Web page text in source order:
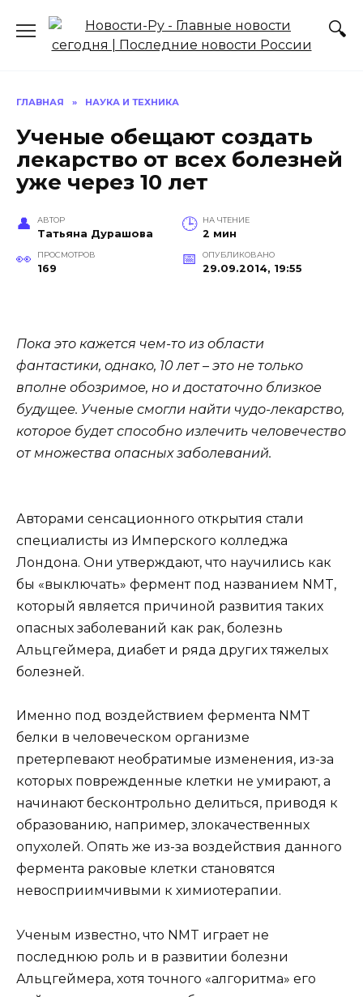
содержанию
ГЛАВНАЯ » НАУКА И ТЕХНИКА
Ученые обещают создать
лекарство от всех болезней
уже через 10 лет
АВТОР
Татьяна Дурашова
НА ЧТЕНИЕ
2 мин
ПРОСМОТРОВ
169
ОПУБЛИКОВАНО
29.09.2014, 19:55
Пока это кажется чем-то из области
фантастики, однако, 10 лет – это не только
вполне обозримое, но и достаточно близкое
будущее. Ученые смогли найти чудо-лекарство,
которое будет способно излечить человечество
от множества опасных заболеваний.
Авторами сенсационного открытия стали
специалисты из Имперского колледжа
Лондона. Они утверждают, что научились как
бы «выключать» фермент под названием NMT,
который является причиной развития таких
опасных заболеваний как рак, болезнь
Альцгеймера, диабет и ряда других тяжелых
болезней.
Именно под воздействием фермента NMT
белки в человеческом организме
претерпевают необратимые изменения, из-за
которых поврежденные клетки не умирают, а
начинают бесконтрольно делиться, приводя к
образованию, например, злокачественных
опухолей. Опять же из-за воздействия данного
фермента раковые клетки становятся
невосприимчивыми к химиотерапии.
Ученым известно, что NMT играет не
последнюю роль и в развитии болезни
Альцгеймера, хотя точного «алгоритма» его